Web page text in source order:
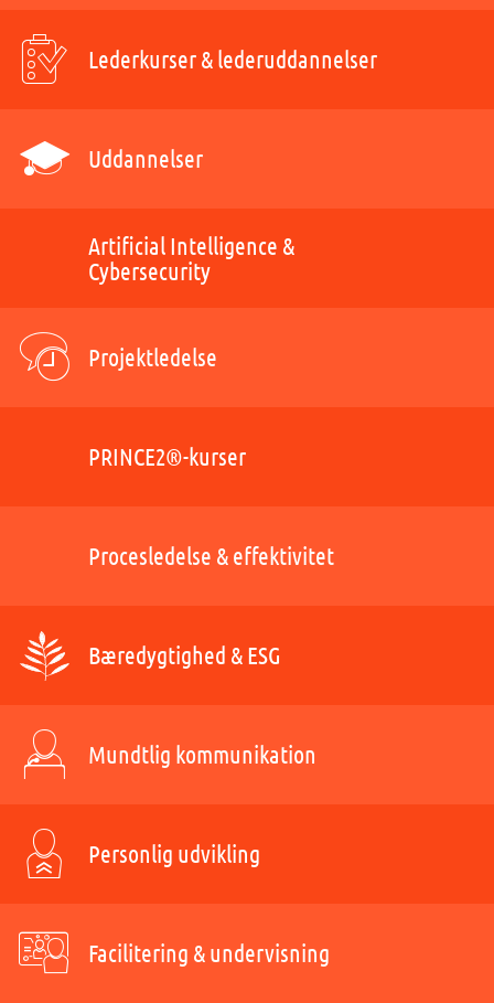
Lederkurser & lederuddannelser
Uddannelser
Artificial Intelligence &
Cybersecurity
Projektledelse
PRINCE2®-kurser
Procesledelse & effektivitet
Bæredygtighed & ESG
Mundtlig kommunikation
Personlig udvikling
Facilitering & undervisning